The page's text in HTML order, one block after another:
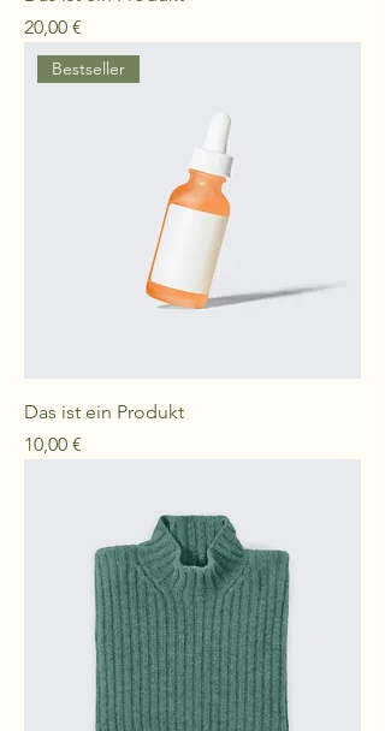
Preis
20,00 €
Bestseller
Das ist ein Produkt
Preis
10,00 €